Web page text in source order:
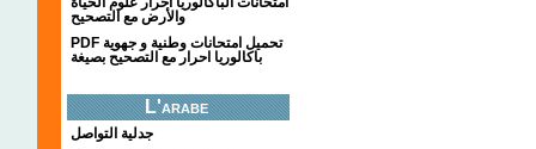
والأرض مع التصحيح
PDF تحميل امتحانات وطنية و جهوية
باكالوريا احرار مع التصحيح بصيغة
L'arabe
جدلية التواصل